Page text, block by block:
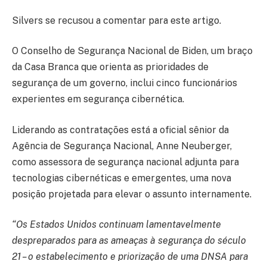
Silvers se recusou a comentar para este artigo.
O Conselho de Segurança Nacional de Biden, um braço
da Casa Branca que orienta as prioridades de
segurança de um governo, inclui cinco funcionários
experientes em segurança cibernética.
Liderando as contratações está a oficial sênior da
Agência de Segurança Nacional, Anne Neuberger,
como assessora de segurança nacional adjunta para
tecnologias cibernéticas e emergentes, uma nova
posição projetada para elevar o assunto internamente.
“Os Estados Unidos continuam lamentavelmente
despreparados para as ameaças à segurança do século
21 – o estabelecimento e priorização de uma DNSA para